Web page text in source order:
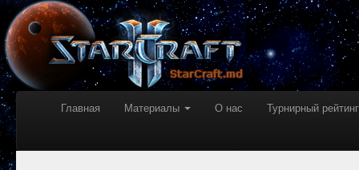
Главная Материалы О нас Турнирный рейтинг